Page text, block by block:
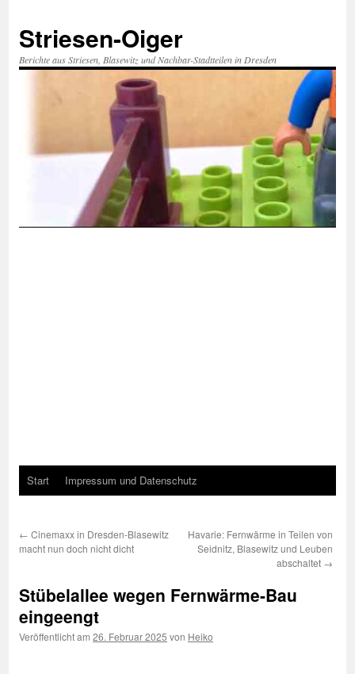
springen
Striesen-Oiger
Berichte aus Striesen, Blasewitz und Nachbar-Stadtteilen in Dresden
Start Impressum und Datenschutz
← Cinemaxx in Dresden-Blasewitz
macht nun doch nicht dicht
Havarie: Fernwärme in Teilen von
Seidnitz, Blasewitz und Leuben
abschaltet →
Stübelallee wegen Fernwärme-Bau
eingeengt
Veröffentlicht am 26. Februar 2025 von Heiko